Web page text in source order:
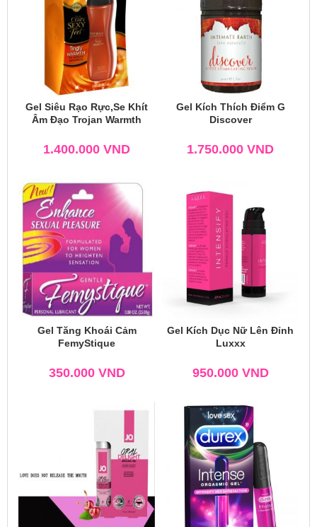
Gel Siêu Rạo Rực,Se Khít
Âm Đạo Trojan Warmth
1.400.000 VND
Gel Kích Thích Điểm G
Discover
1.750.000 VND
Gel Tăng Khoái Cảm
FemyStique
350.000 VND
Gel Kích Dục Nữ Lên Đỉnh
Luxxx
950.000 VND